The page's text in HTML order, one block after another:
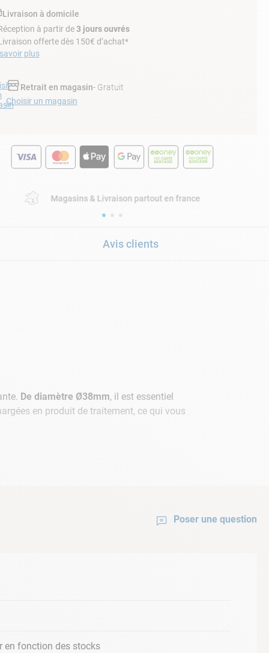
Livraison à domicile
à partir de3 jours ouvrés
offerte dès 150€ d’achat*
plus
Retrait en magasin- Gratuit
Choisir un magasin
Magasins & Livraison partout en france
Avis clients
De diamètre Ø38mm, il est essentiel
en produit de traitement, ce qui vous
Poser une question
en fonction des stocks